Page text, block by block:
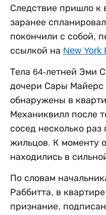
Следствие пришло
заранее
покончили с собой,
ссылкой на New York
Тела 64-летней Эми
дочери Сары Майерс
обнаружены в
Механиквилл после
сосед несколько
жильцов. К моменту
находились в
По словам
Раббитта, в
признание,